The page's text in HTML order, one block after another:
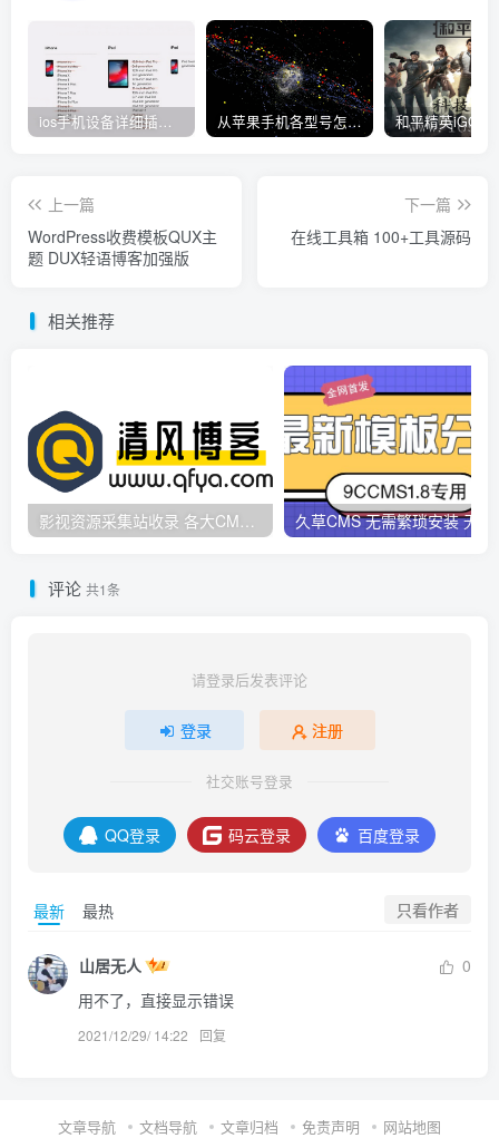
ios手机设备详细插件平刷教程 从苹果手机各型号怎么越狱到怎么开科技完整教程
上一篇
WordPress收费模板QUX主
题 DUX轻语博客加强版
下一篇
在线工具箱 100+工具源码
相关推荐
影视资源采集站收录 各大CMS采集资源站网址合集
评论 共1条
请登录后发表评论
登录 注册
社交账号登录
QQ登录 码云登录 百度登录
最新 最热 只看作者
山居无人
0
用不了，直接显示错误
2021/12/29/ 14:22 回复
文章导航 文档导航 文章归档 免责声明 网站地图